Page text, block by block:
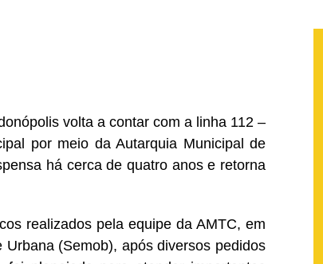
volta a contar com a linha 112 –
por meio da Autarquia Municipal de
há cerca de quatro anos e retorna
realizados pela equipe da AMTC, em
(Semob), após diversos pedidos